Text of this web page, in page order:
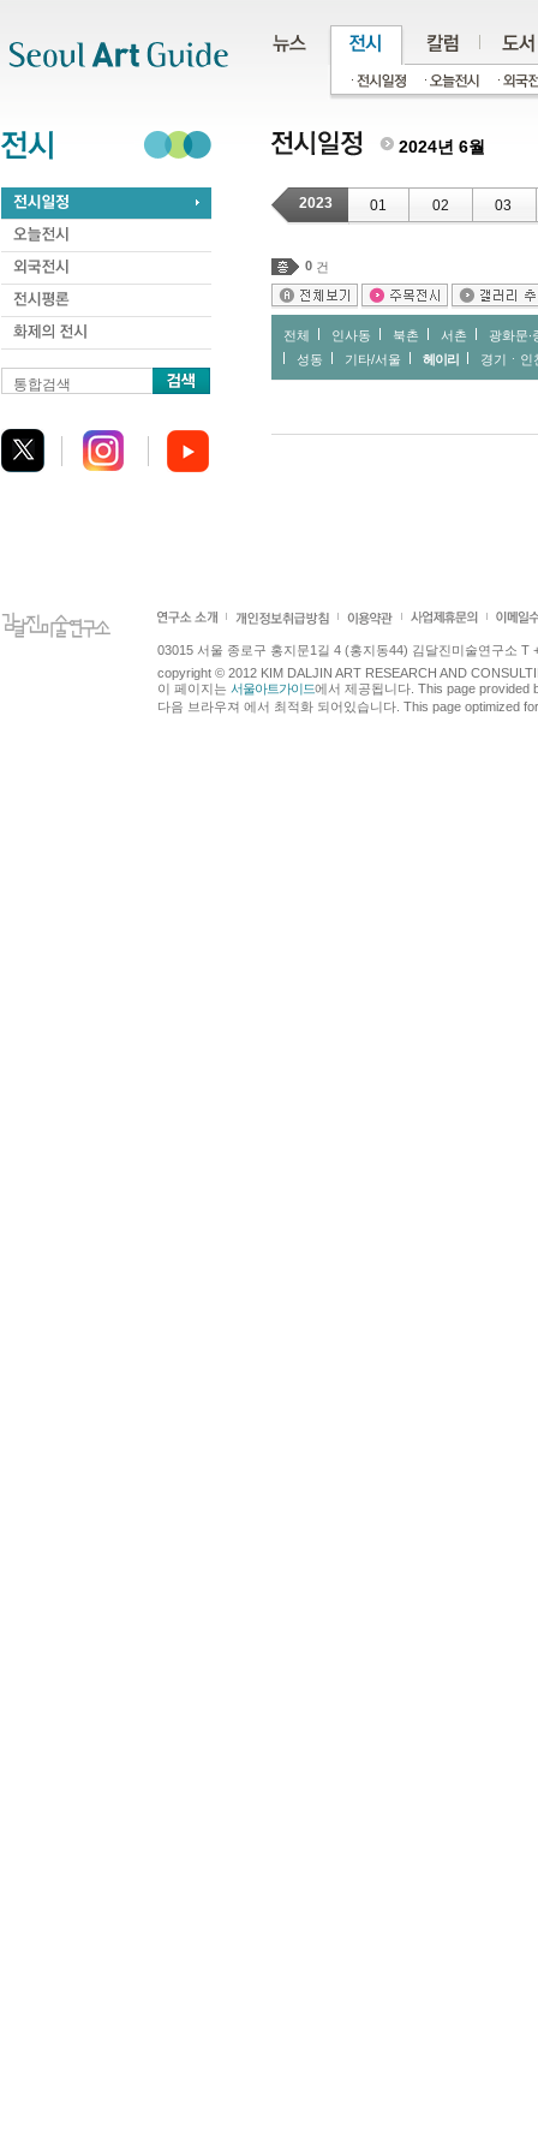
통합검색
2024년 6월
2023 01 02 03
0 건
전체 인사동 북촌 서촌
광화문∙
성동
기타/서울 헤이리 경기ㆍ인
03015 서울 종로구 홍지문1길 4 (홍지동44) 김달진미술연구소 T
copyright © 2012 KIM DALJIN ART RESEARCH AND
이 페이지는 서울아트가이드에서 제공됩니다. This page provided
다음 브라우져 에서 최적화 되어있습니다. This page optimized